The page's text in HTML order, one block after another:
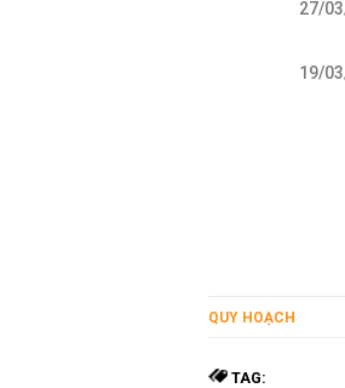
27/
19/
QUY HOẠCH
TAG: